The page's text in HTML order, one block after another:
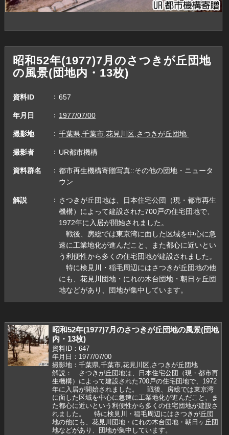
昭和52年(1977)7月のさつきが丘団地
の風景(団地内・13枚)
資料ID 657
年月日 1977/07/00
撮影地 千葉県,千葉市,花見川区,さつきが丘団地
撮影者 UR都市機構
資料群名
都市再生機構寄贈写真::その他の団地・ニュータ
ウン
解説
さつきが丘団地は、日本住宅公団（現・都市再生
機構）によって建設された700戸の住宅団地で、
1972年に入居が開始されました。
戦後、房総では東京湾に面した区域を中心に急
速に工業地化が進んだこと、また都心に近いとい
う利便性から多くの住宅団地が建設されました。
特に検見川・稲毛周辺にはさつきが丘団地の他
にも、花見川団地・にれの木台団地・朝日ヶ丘団
地などがあり、団地が集中しています。
昭和52年(1977)7月のさつきが丘団地の風景(団地
内・13枚)
資料ID：647
年月日：1977/07/00
撮影地：千葉県,千葉市,花見川区,さつきが丘団地
解説： さつきが丘団地は、日本住宅公団（現・都市再
生機構）によって建設された700戸の住宅団地で、1972
年に入居が開始されました。 戦後、房総では東京湾
に面した区域を中心に急速に工業地化が進んだこと、ま
た都心に近いという利便性から多くの住宅団地が建設さ
れました。 特に検見川・稲毛周辺にはさつきが丘団
地の他にも、花見川団地・にれの木台団地・朝日ヶ丘団
地などがあり、団地が集中しています。